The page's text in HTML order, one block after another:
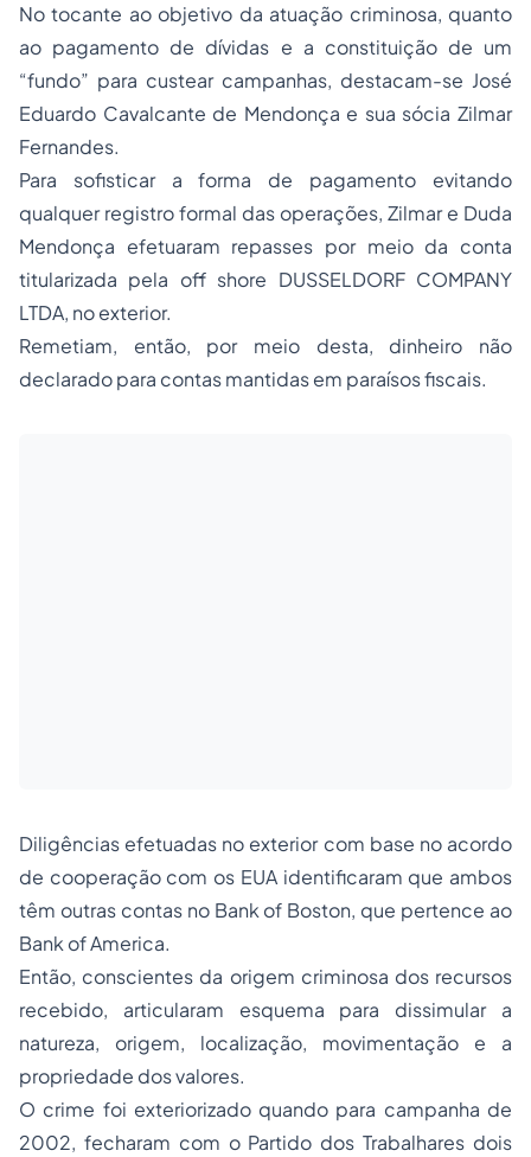
No tocante ao objetivo da atuação criminosa, quanto
ao pagamento de dívidas e a constituição de um
“fundo” para custear campanhas, destacam-se José
Eduardo Cavalcante de Mendonça e sua sócia Zilmar
Fernandes.
Para sofisticar a forma de pagamento evitando
qualquer registro formal das operações, Zilmar e Duda
Mendonça efetuaram repasses por meio da conta
titularizada pela off shore DUSSELDORF COMPANY
LTDA, no exterior.
Remetiam, então, por meio desta, dinheiro não
declarado para contas mantidas em paraísos fiscais.
Diligências efetuadas no exterior com base no acordo
de cooperação com os EUA identificaram que ambos
têm outras contas no Bank of Boston, que pertence ao
Bank of America.
Então, conscientes da origem criminosa dos recursos
recebido, articularam esquema para dissimular a
natureza, origem, localização, movimentação e a
propriedade dos valores.
O crime foi exteriorizado quando para campanha de
2002, fecharam com o Partido dos Trabalhares dois